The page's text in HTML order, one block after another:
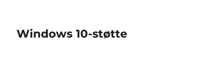
Windows 10-støtte